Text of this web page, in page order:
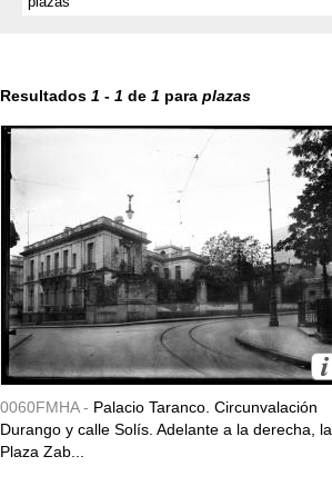
Resultados 1 - 1 de 1 para plazas
0060FMHA - Palacio Taranco. Circunvalación
Durango y calle Solís. Adelante a la derecha, la
Plaza Zab...